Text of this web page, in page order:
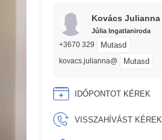
Kovács Julianna
Júlia Ingatlaniroda
+3670 329 Mutasd
kovacs.julianna@ Mutasd
IDŐPONTOT KÉREK
VISSZAHÍVÁST KÉREK